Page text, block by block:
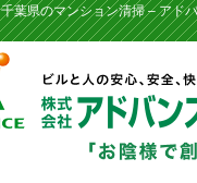
千葉県のマンション清掃 – アド